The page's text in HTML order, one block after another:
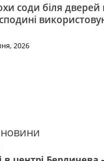
соди біля дверей
2026